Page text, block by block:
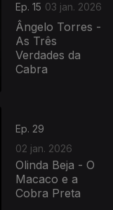
Ep. 15 03 jan. 2026
Ângelo Torres -
As Três
Verdades da
Cabra
Ep. 29
02 jan. 2026
Olinda Beja - O
Macaco e a
Cobra Preta